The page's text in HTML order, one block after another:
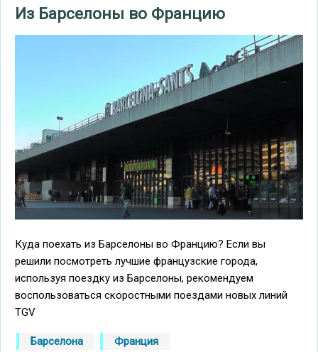
Из Барселоны во Францию
Куда поехать из Барселоны во Францию? Если вы
решили посмотреть лучшие французские города,
используя поездку из Барселоны, рекомендуем
воспользоваться скоростными поездами новых линий
TGV
Барселона Франция